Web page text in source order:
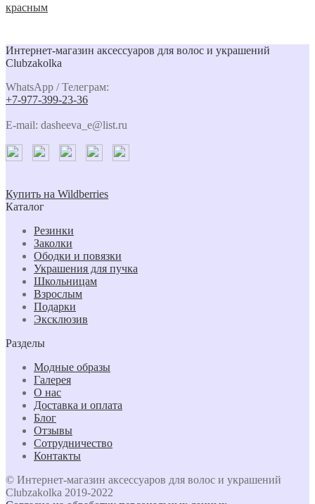
красным
Интернет-магазин аксессуаров для волос и украшений
Clubzakolka
WhatsApp / Телеграм:
+7-977-399-23-36
E-mail: dasheeva_e@list.ru
Купить на Wildberries
Каталог
Резинки
Заколки
Ободки и повязки
Украшения для пучка
Школьницам
Взрослым
Подарки
Эксклюзив
Разделы
Модные образы
Галерея
О нас
Доставка и оплата
Блог
Отзывы
Сотрудничество
Контакты
© Интернет-магазин аксессуаров для волос и украшений
Clubzakolka 2019-2022